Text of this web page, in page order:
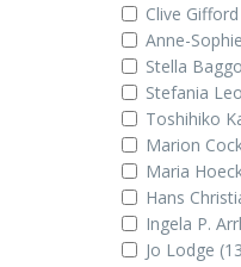
Clive Gifford
Anne-
Stella
Stefania
Toshihiko
Marion
Maria
Hans
Ingela P.
Jo Lodge